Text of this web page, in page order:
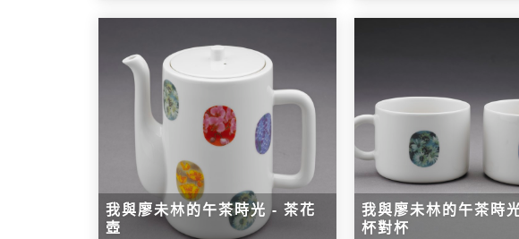
我與廖未林的午茶時光 - 茶花
壺
我與廖未林的午茶時
杯對杯